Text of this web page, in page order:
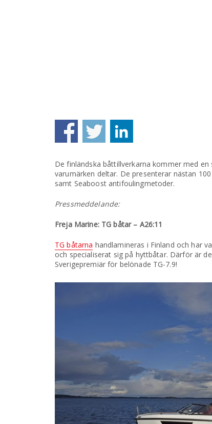
De finländska båttillverkarna kommer med
varumärken deltar. De presenterar nästan
samt Seaboost antifoulingmetoder.
Pressmeddelande:
Freja Marine: TG båtar – A26:11
TG båtarna handlamineras i Finland och har
och specialiserat sig på hyttbåtar. Därför är
Sverigepremiär för belönade TG-7.9!